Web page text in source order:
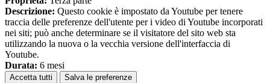
Descrizione: Questo cookie è impostato da Youtube per tenere
traccia delle preferenze dell'utente per i video di Youtube incorporati
nei siti; può anche determinare se il visitatore del sito web sta
utilizzando la nuova o la vecchia versione dell'interfaccia di
Youtube.
Durata: 6 mesi
Accetta tutti Salva le preferenze